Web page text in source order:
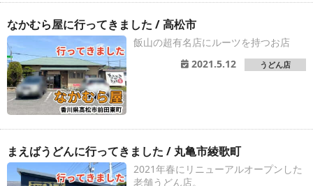
なかむら屋に行ってきました / 高松市
飯山の超有名店にルーツを持つお店
2021.5.12
うどん店
まえばうどんに行ってきました / 丸亀市綾歌町
2021年春にリニューアルオープンした
老舗うどん店。